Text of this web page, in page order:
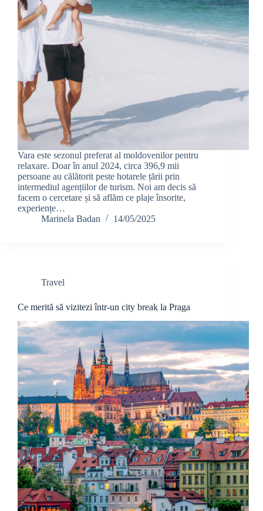
Vara este sezonul preferat al moldovenilor pentru
relaxare. Doar în anul 2024, circa 396,9 mii
persoane au călătorit peste hotarele țării prin
intermediul agențiilor de turism. Noi am decis să
facem o cercetare și să aflăm ce plaje însorite,
experiențe…
Marinela Badan
14/05/2025
Travel
Ce merită să vizitezi într-un city break la Praga